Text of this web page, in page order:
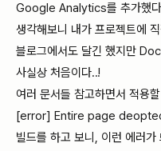
Google Analytics를 추가했
생각해보니 내가 프로젝트에
블로그에서도 달긴 했지만
사실상 처음이다..!
여러 문서들 참고하면서 적용
[error] Entire page
빌드를 하고 보니, 이런 에러가